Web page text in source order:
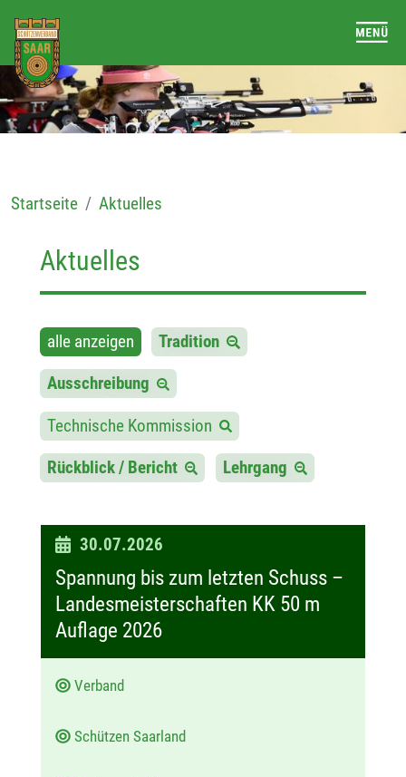
Startseite Aktuelles
Aktuelles
alle anzeigen Tradition
Ausschreibung
Technische Kommission
Rückblick / Bericht Lehrgang
D
a
u
30.07.2026
Spannung bis zum letzten Schuss –
Landesmeisterschaften KK 50 m
Auflage 2026
Verband
Schützen Saarland